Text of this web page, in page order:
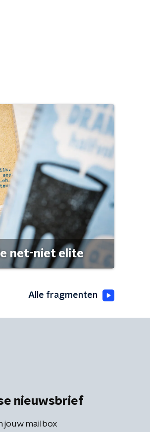
net-niet elite
Alle fragmenten
nieuwsbrief
jouw mailbox